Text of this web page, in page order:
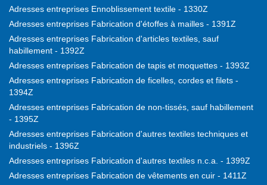
Adresses entreprises Ennoblissement textile - 1330Z
Adresses entreprises Fabrication d'étoffes à mailles - 1391Z
Adresses entreprises Fabrication d'articles textiles, sauf
habillement - 1392Z
Adresses entreprises Fabrication de tapis et moquettes - 1393Z
Adresses entreprises Fabrication de ficelles, cordes et filets -
1394Z
Adresses entreprises Fabrication de non-tissés, sauf habillement
- 1395Z
Adresses entreprises Fabrication d'autres textiles techniques et
industriels - 1396Z
Adresses entreprises Fabrication d'autres textiles n.c.a. - 1399Z
Adresses entreprises Fabrication de vêtements en cuir - 1411Z